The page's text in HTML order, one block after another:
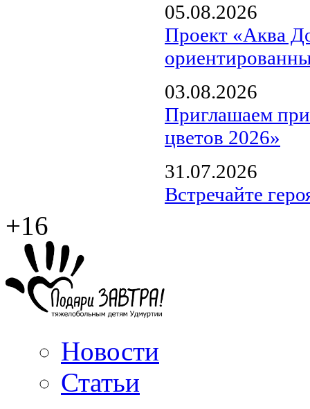
05.08.2026
Проект «Аква
03.08.2026
Приглашаем
цветов 2026»
31.07.2026
Встречайте
+16
Новости
Статьи